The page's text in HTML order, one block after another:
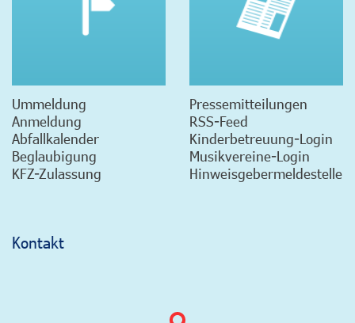
Ummeldung
Anmeldung
Abfallkalender
Beglaubigung
KFZ-Zulassung
Pressemitteilungen
RSS-Feed
Kinderbetreuung-Login
Musikvereine-Login
Hinweisgebermeldestelle
Kontakt